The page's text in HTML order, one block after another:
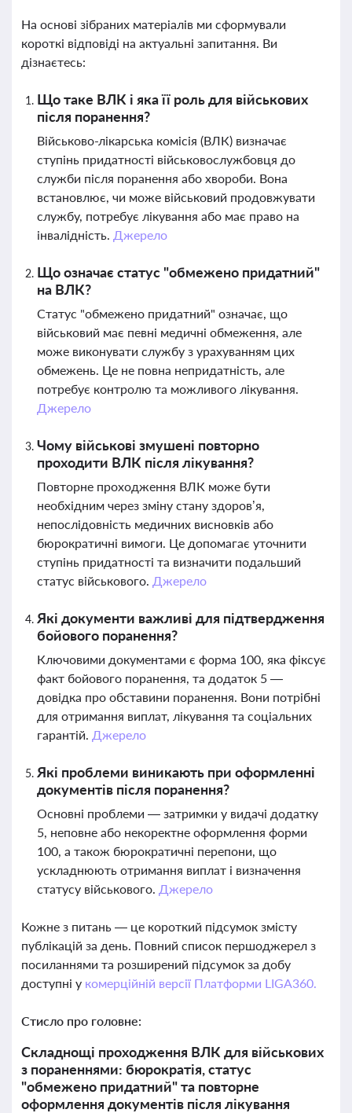
На основі зібраних матеріалів ми сформували
короткі відповіді на актуальні запитання. Ви
дізнаєтесь:
Що таке ВЛК і яка її роль для військових
після поранення?
Військово-лікарська комісія (ВЛК) визначає
ступінь придатності військовослужбовця до
служби після поранення або хвороби. Вона
встановлює, чи може військовий продовжувати
службу, потребує лікування або має право на
інвалідність. Джерело
Що означає статус "обмежено придатний"
на ВЛК?
Статус "обмежено придатний" означає, що
військовий має певні медичні обмеження, але
може виконувати службу з урахуванням цих
обмежень. Це не повна непридатність, але
потребує контролю та можливого лікування.
Джерело
Чому військові змушені повторно
проходити ВЛК після лікування?
Повторне проходження ВЛК може бути
необхідним через зміну стану здоров’я,
непослідовність медичних висновків або
бюрократичні вимоги. Це допомагає уточнити
ступінь придатності та визначити подальший
статус військового. Джерело
Які документи важливі для підтвердження
бойового поранення?
Ключовими документами є форма 100, яка фіксує
факт бойового поранення, та додаток 5 —
довідка про обставини поранення. Вони потрібні
для отримання виплат, лікування та соціальних
гарантій. Джерело
Які проблеми виникають при оформленні
документів після поранення?
Основні проблеми — затримки у видачі додатку
5, неповне або некоректне оформлення форми
100, а також бюрократичні перепони, що
ускладнюють отримання виплат і визначення
статусу військового. Джерело
Кожне з питань — це короткий підсумок змісту
публікацій за день. Повний список першоджерел з
посиланнями та розширений підсумок за добу
доступні у комерційній версії Платформи LIGA360.
Стисло про головне:
Складнощі проходження ВЛК для військових
з пораненнями: бюрократія, статус
"обмежено придатний" та повторне
оформлення документів після лікування